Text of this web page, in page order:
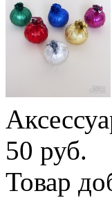
50 руб.
Товар